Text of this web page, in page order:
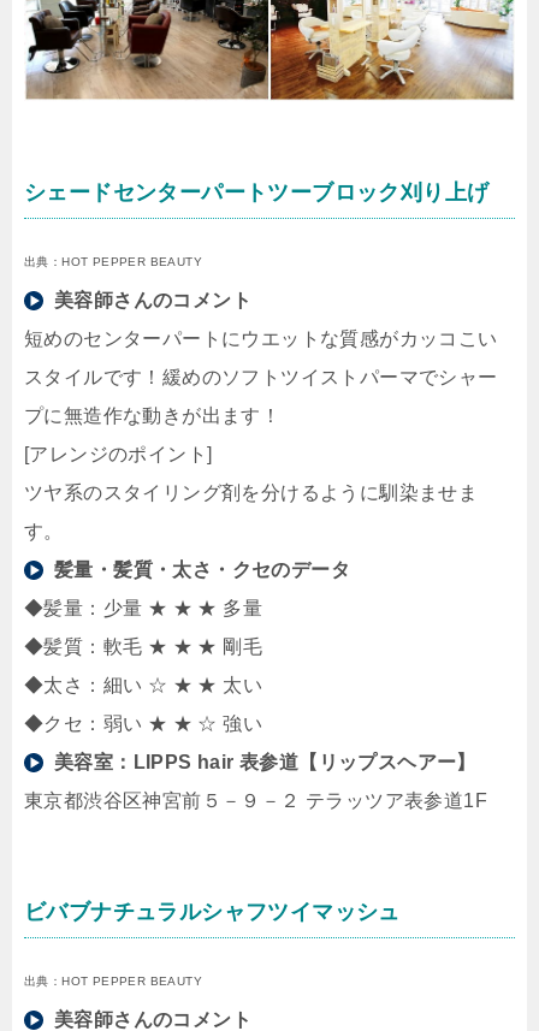
シェードセンターパートツーブロック刈り上げ
出典：HOT PEPPER BEAUTY
美容師さんのコメント
短めのセンターパートにウエットな質感がカッコこい
スタイルです！緩めのソフトツイストパーマでシャー
プに無造作な動きが出ます！
[アレンジのポイント]
ツヤ系のスタイリング剤を分けるように馴染ませま
す。
髪量・髪質・太さ・クセのデータ
◆髪量：少量 ★ ★ ★ 多量
◆髪質：軟毛 ★ ★ ★ 剛毛
◆太さ：細い ☆ ★ ★ 太い
◆クセ：弱い ★ ★ ☆ 強い
美容室： LIPPS hair 表参道【リップスヘアー】
東京都渋谷区神宮前５－９－２ テラッツア表参道1F
ビバブナチュラルシャフツイマッシュ
出典：HOT PEPPER BEAUTY
美容師さんのコメント